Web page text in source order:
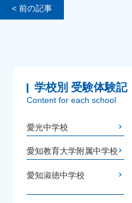
< 前の記事
学校別 受験体験記
Content for each school
愛光中学校
愛知教育大学附属中学校
愛知淑徳中学校